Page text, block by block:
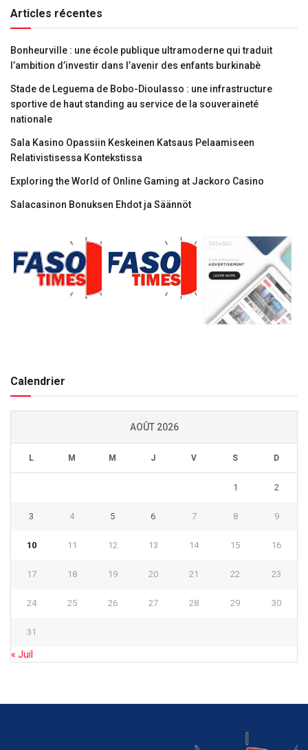
Articles récentes
Bonheurville : une école publique ultramoderne qui traduit
l’ambition d’investir dans l’avenir des enfants burkinabè
Stade de Leguema de Bobo-Dioulasso : une infrastructure
sportive de haut standing au service de la souveraineté
nationale
Sala Kasino Opassiin Keskeinen Katsaus Pelaamiseen
Relativistisessa Kontekstissa
Exploring the World of Online Gaming at Jackoro Casino
Salacasinon Bonuksen Ehdot ja Säännöt
Calendrier
AOÛT 2026
L M M J V S D
1 2
3 4 5 6 7 8 9
10 11 12 13 14 15 16
17 18 19 20 21 22 23
24 25 26 27 28 29 30
31
« Juil